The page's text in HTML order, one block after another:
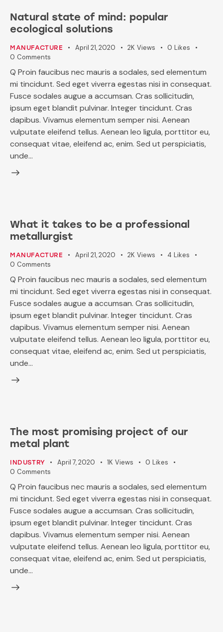
Natural state of mind: popular
ecological solutions
MANUFACTURE April 21, 2020 2K Views 0 Likes
0 Comments
Q Proin faucibus nec mauris a sodales, sed elementum
mi tincidunt. Sed eget viverra egestas nisi in consequat.
Fusce sodales augue a accumsan. Cras sollicitudin,
ipsum eget blandit pulvinar. Integer tincidunt. Cras
dapibus. Vivamus elementum semper nisi. Aenean
vulputate eleifend tellus. Aenean leo ligula, porttitor eu,
consequat vitae, eleifend ac, enim. Sed ut perspiciatis,
unde…
What it takes to be a professional
metallurgist
MANUFACTURE April 21, 2020 2K Views 4 Likes
0 Comments
Q Proin faucibus nec mauris a sodales, sed elementum
mi tincidunt. Sed eget viverra egestas nisi in consequat.
Fusce sodales augue a accumsan. Cras sollicitudin,
ipsum eget blandit pulvinar. Integer tincidunt. Cras
dapibus. Vivamus elementum semper nisi. Aenean
vulputate eleifend tellus. Aenean leo ligula, porttitor eu,
consequat vitae, eleifend ac, enim. Sed ut perspiciatis,
unde…
The most promising project of our
metal plant
INDUSTRY April 7, 2020 1K Views 0 Likes
0 Comments
Q Proin faucibus nec mauris a sodales, sed elementum
mi tincidunt. Sed eget viverra egestas nisi in consequat.
Fusce sodales augue a accumsan. Cras sollicitudin,
ipsum eget blandit pulvinar. Integer tincidunt. Cras
dapibus. Vivamus elementum semper nisi. Aenean
vulputate eleifend tellus. Aenean leo ligula, porttitor eu,
consequat vitae, eleifend ac, enim. Sed ut perspiciatis,
unde…